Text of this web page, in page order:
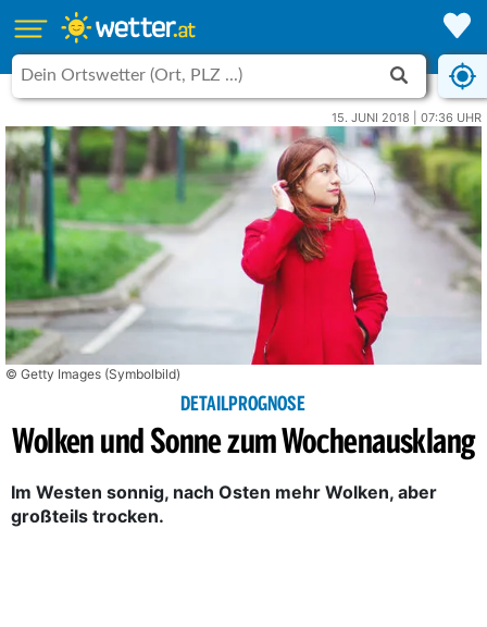
15. JUNI 2018 | 07:36 UHR
© Getty Images (Symbolbild)
DETAILPROGNOSE
Wolken und Sonne zum Wochenausklang
Im Westen sonnig, nach Osten mehr Wolken, aber
großteils trocken.